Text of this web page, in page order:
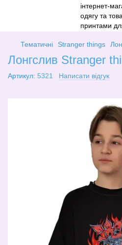
Тематичні Stranger things
Лонгслив Stranger
Артикул: 5321 Написати відгук